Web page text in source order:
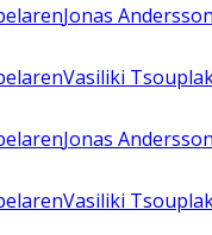
Jonas
Vasiliki
Jonas
Vasiliki